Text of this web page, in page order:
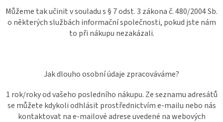
Můžeme tak učinit v souladu s § 7 odst. 3 zákona č. 480/2004 Sb.
o některých službách informační společnosti, pokud jste nám
to při nákupu nezakázali.
Jak dlouho osobní údaje zpracováváme?
1 rok/roky od vašeho posledního nákupu. Ze seznamu adresátů
se můžete kdykoli odhlásit prostřednictvím e-mailu nebo nás
kontaktovat na e-mailové adrese uvedené na webových